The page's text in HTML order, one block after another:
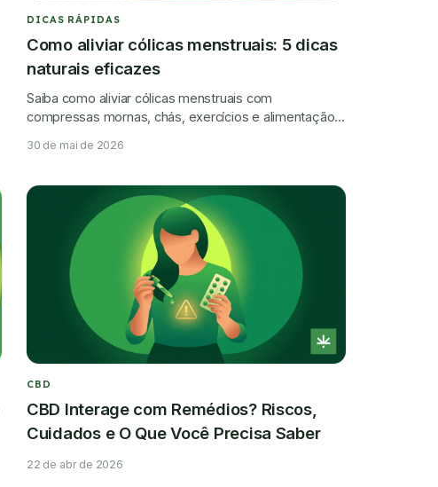
DICAS RÁPIDAS
Como aliviar cólicas menstruais: 5 dicas
naturais eficazes
Saiba como aliviar cólicas menstruais com
compressas mornas, chás, exercícios e alimentação,
30 de mai de 2026
CBD
CBD Interage com Remédios? Riscos,
Cuidados e O Que Você Precisa Saber
22 de abr de 2026